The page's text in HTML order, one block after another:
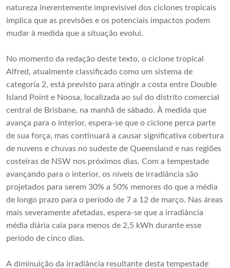
natureza inerentemente imprevisível dos ciclones tropicais
implica que as previsões e os potenciais impactos podem
mudar à medida que a situação evolui.
No momento da redação deste texto, o ciclone tropical
Alfred, atualmente classificado como um sistema de
categoria 2, está previsto para atingir a costa entre Double
Island Point e Noosa, localizada ao sul do distrito comercial
central de Brisbane, na manhã de sábado. À medida que
avança para o interior, espera-se que o ciclone perca parte
de sua força, mas continuará a causar significativa cobertura
de nuvens e chuvas no sudeste de Queensland e nas regiões
costeiras de NSW nos próximos dias. Com a tempestade
avançando para o interior, os níveis de irradiância são
projetados para serem 30% a 50% menores do que a média
de longo prazo para o período de 7 a 12 de março. Nas áreas
mais severamente afetadas, espera-se que a irradiância
média diária caia para menos de 2,5 kWh durante esse
período de cinco dias.
A diminuição da irradiância resultante desta tempestade